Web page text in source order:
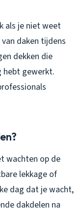
als je niet weet
daken tijdens
dekken die
hebt gewerkt.
wachten op de
lekkage of
dag dat je wacht,
dakdelen na